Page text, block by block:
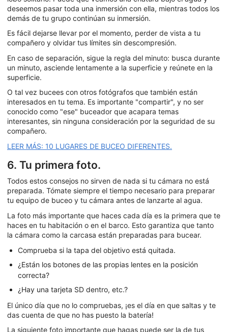
deseemos pasar toda una inmersión con ella, mientras todos los
demás de tu grupo continúan su inmersión.
Es fácil dejarse llevar por el momento, perder de vista a tu
compañero y olvidar tus límites sin descompresión.
En caso de separación, sigue la regla del minuto: busca durante
un minuto, asciende lentamente a la superficie y reúnete en la
superficie.
O tal vez bucees con otros fotógrafos que también están
interesados en tu tema. Es importante "compartir", y no ser
conocido como "ese" buceador que acapara temas
interesantes, sin ninguna consideración por la seguridad de su
compañero.
LEER MÁS: 10 LUGARES DE BUCEO DIFERENTES.
6. Tu primera foto.
Todos estos consejos no sirven de nada si tu cámara no está
preparada. Tómate siempre el tiempo necesario para preparar
tu equipo de buceo y tu cámara antes de lanzarte al agua.
La foto más importante que haces cada día es la primera que te
haces en tu habitación o en el barco. Esto garantiza que tanto
la cámara como la carcasa están preparadas para bucear.
Comprueba si la tapa del objetivo está quitada.
¿Están los botones de las propias lentes en la posición
correcta?
¿Hay una tarjeta SD dentro, etc.?
El único día que no lo compruebas, ¡es el día en que saltas y te
das cuenta de que no has puesto la batería!
La siguiente foto importante que hagas puede ser la de tus